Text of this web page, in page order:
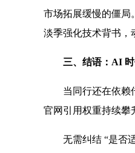
市场拓展缓慢的僵局
淡季强化技术背书，
三、结语：AI
当同行还在依赖
官网引用权重持续攀
无需纠结 “是否